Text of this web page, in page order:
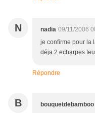
N nadia 09/11/2006
je confirme pour la
déja 2 echarpes
Répondre
B bouquetdebamboo